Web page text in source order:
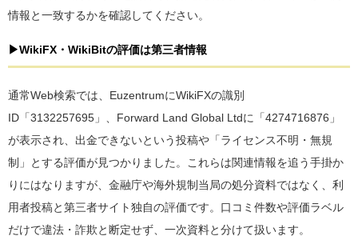
情報と一致するかを確認してください。
▶WikiFX・WikiBitの評価は第三者情報
通常Web検索では、EuzentrumにWikiFXの識別
ID「3132257695」、Forward Land Global Ltdに「4274716876」
が表示され、出金できないという投稿や「ライセンス不明・無規
制」とする評価が見つかりました。これらは関連情報を追う手掛か
りにはなりますが、金融庁や海外規制当局の処分資料ではなく、利
用者投稿と第三者サイト独自の評価です。口コミ件数や評価ラベル
だけで違法・詐欺と断定せず、一次資料と分けて扱います。